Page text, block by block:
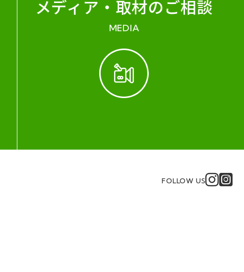
メディア・ 取材のご相談
MEDIA
FOLLOW US